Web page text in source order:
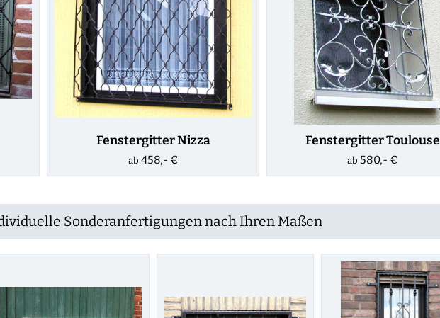
Fenstergitter Nizza
ab 458,- €
Fenstergitter Toulouse
ab 580,- €
Sonderanfertigungen nach Ihren Maßen